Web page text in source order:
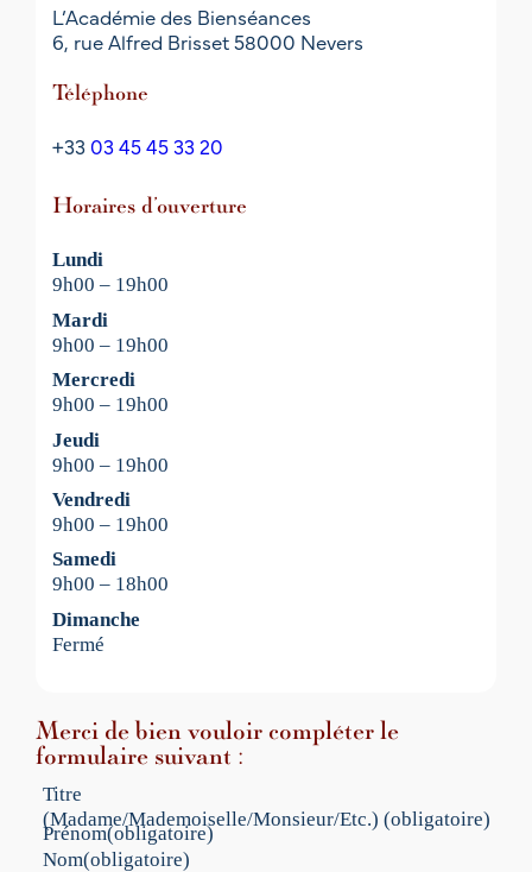
L’Académie des Bienséances
6, rue Alfred Brisset 58000 Nevers
Téléphone
+33 03 45 45 33 20
Horaires d’ouverture
Lundi
9h00 – 19h00
Mardi
9h00 – 19h00
Mercredi
9h00 – 19h00
Jeudi
9h00 – 19h00
Vendredi
9h00 – 19h00
Samedi
9h00 – 18h00
Dimanche
Fermé
Merci de bien vouloir compléter le
formulaire suivant :
Titre
(Madame/Mademoiselle/Monsieur/Etc.) (obligatoire)
Prénom(obligatoire)
Nom(obligatoire)